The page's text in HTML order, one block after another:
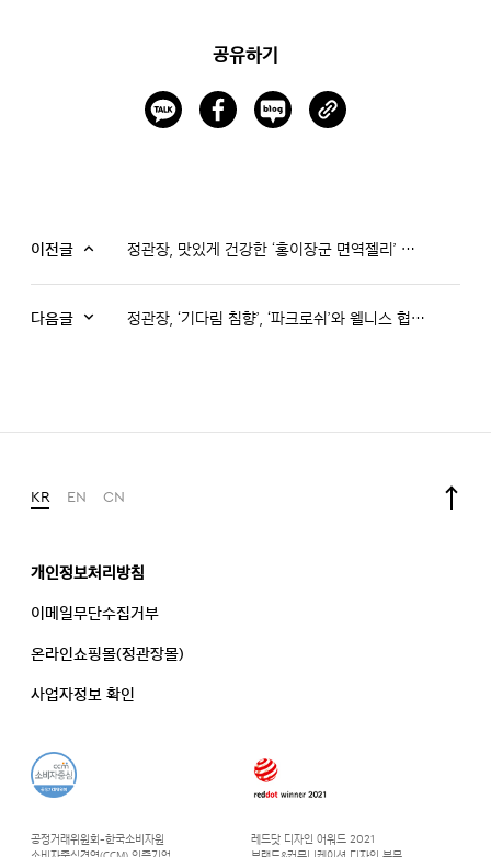
공유하기
이전글 정관장, 맛있게 건강한 ‘홍이장군 면역젤리’ 출시… 키즈 면역 라인 강화
다음글 정관장, ‘기다림 침향’, ‘파크로쉬’와 웰니스 협업 전개
KR EN CN
공정거래위원회-한국소비자원
레드닷 디자인 어워드 2021
개인정보처리방침
이메일무단수집거부
온라인쇼핑몰(정관장몰)
사업자정보 확인